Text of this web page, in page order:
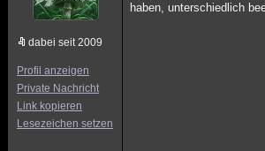
dabei seit 2009
Profil anzeigen
Private Nachricht
Link kopieren
Lesezeichen setzen
haben, unterschiedlich